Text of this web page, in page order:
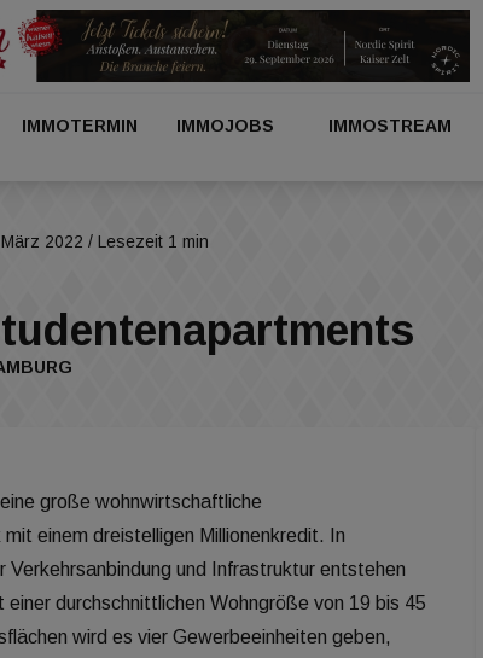
IMMOTERMIN IMMOJOBS IMMOSTREAM
2022 / Lesezeit 1 min
große wohnwirtschaftliche
einem dreistelligen Millionenkredit. In
und Infrastruktur entstehen
durchschnittlichen Wohngröße von 19 bis 45
wird es vier Gewerbeeinheiten geben,